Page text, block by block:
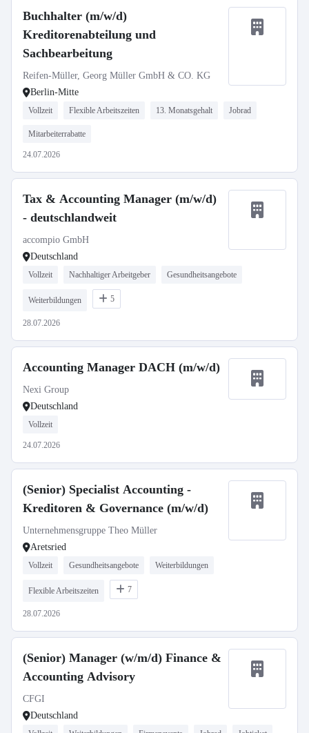
Buchhalter (m/w/d)
Kreditorenabteilung und
Sachbearbeitung
Reifen-Müller, Georg Müller GmbH & CO. KG
Berlin-Mitte
Vollzeit Flexible Arbeitszeiten 13. Monatsgehalt Jobrad
Mitarbeiterrabatte
24.07.2026
Tax & Accounting Manager (m/w/d)
- deutschlandweit
accompio GmbH
Deutschland
Vollzeit Nachhaltiger Arbeitgeber Gesundheitsangebote
Weiterbildungen 5
28.07.2026
Accounting Manager DACH (m/w/d)
Nexi Group
Deutschland
Vollzeit
24.07.2026
(Senior) Specialist Accounting -
Kreditoren & Governance (m/w/d)
Unternehmensgruppe Theo Müller
Aretsried
Vollzeit Gesundheitsangebote Weiterbildungen
Flexible Arbeitszeiten 7
28.07.2026
(Senior) Manager (w/m/d) Finance &
Accounting Advisory
CFGI
Deutschland